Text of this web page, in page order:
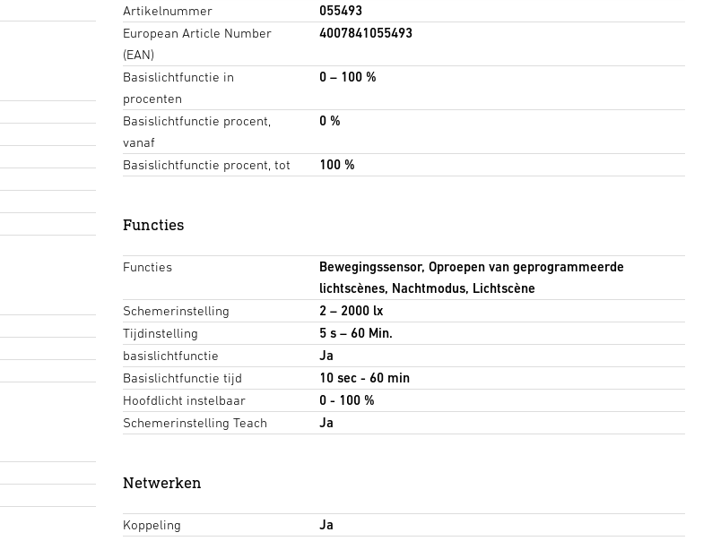
Artikelnummer
055493
European Article Number
(EAN)
4007841055493
Basislichtfunctie in
procenten
0 – 100 %
Basislichtfunctie procent,
vanaf
0 %
Basislichtfunctie procent, tot 100 %
Functies
Functies
Bewegingssensor, Oproepen van geprogrammeerde
lichtscènes, Nachtmodus, Lichtscène
Schemerinstelling
2 – 2000 lx
Tijdinstelling
5 s – 60 Min.
basislichtfunctie
Ja
Basislichtfunctie tijd
10 sec - 60 min
Hoofdlicht instelbaar
0 - 100 %
Schemerinstelling Teach
Ja
Netwerken
Koppeling
Ja